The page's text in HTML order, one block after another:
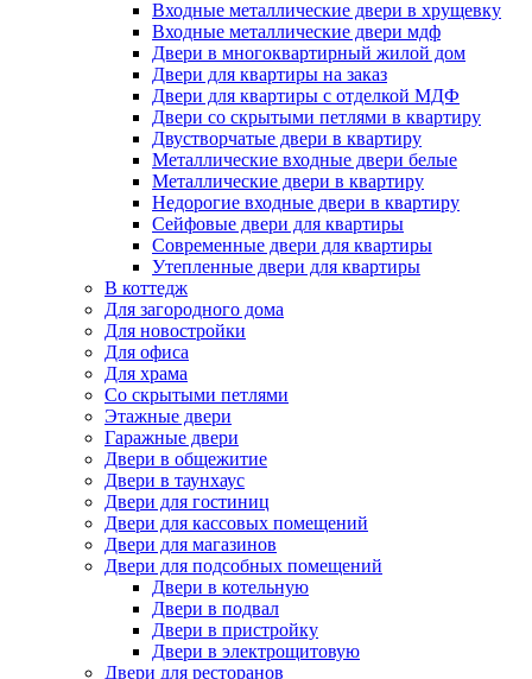
Входные металлические двери в хрущевку
Входные металлические двери мдф
Двери в многоквартирный жилой дом
Двери для квартиры на заказ
Двери для квартиры с отделкой МДФ
Двери со скрытыми петлями в квартиру
Двустворчатые двери в квартиру
Металлические входные двери белые
Металлические двери в квартиру
Недорогие входные двери в квартиру
Сейфовые двери для квартиры
Современные двери для квартиры
Утепленные двери для квартиры
В коттедж
Для загородного дома
Для новостройки
Для офиса
Для храма
Со скрытыми петлями
Этажные двери
Гаражные двери
Двери в общежитие
Двери в таунхаус
Двери для гостиниц
Двери для кассовых помещений
Двери для магазинов
Двери для подсобных помещений
Двери в котельную
Двери в подвал
Двери в пристройку
Двери в электрощитовую
Двери для ресторанов